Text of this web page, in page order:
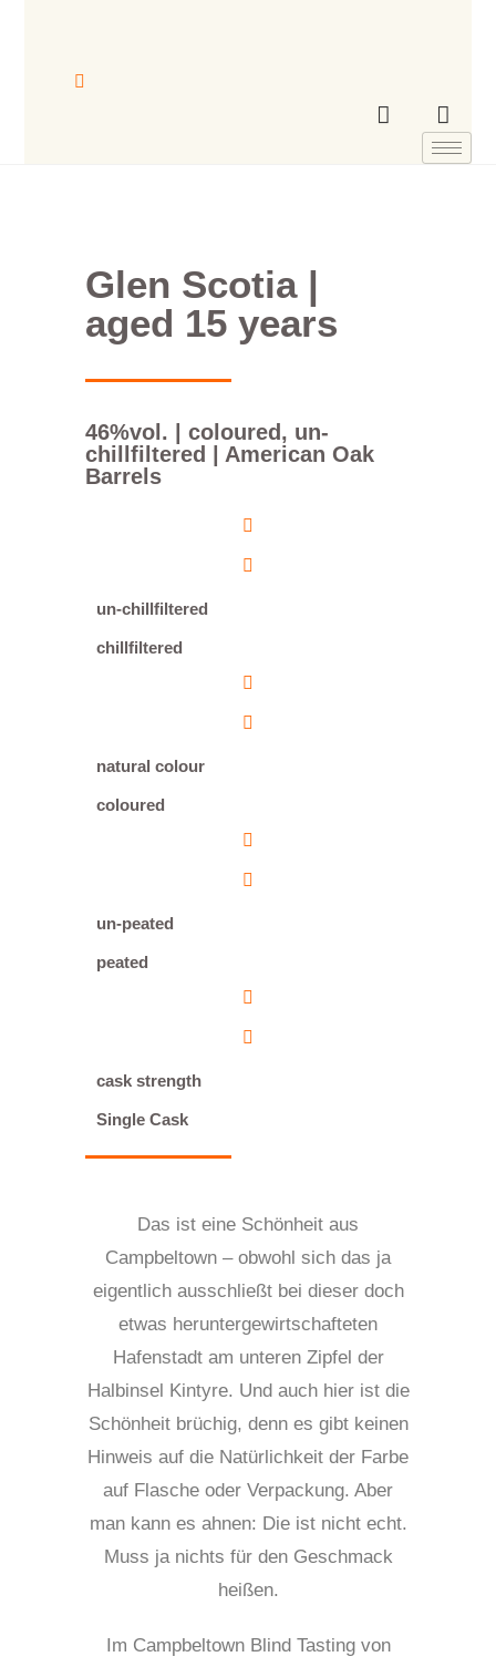
Glen Scotia |
aged 15 years
46%vol. | coloured, un-
chillfiltered | American Oak
Barrels
un-chillfiltered
chillfiltered
natural colour
coloured
un-peated
peated
cask strength
Single Cask
Das ist eine Schönheit aus
Campbeltown – obwohl sich das ja
eigentlich ausschließt bei dieser doch
etwas heruntergewirtschafteten
Hafenstadt am unteren Zipfel der
Halbinsel Kintyre. Und auch hier ist die
Schönheit brüchig, denn es gibt keinen
Hinweis auf die Natürlichkeit der Farbe
auf Flasche oder Verpackung. Aber
man kann es ahnen: Die ist nicht echt.
Muss ja nichts für den Geschmack
heißen.
Im Campbeltown Blind Tasting von